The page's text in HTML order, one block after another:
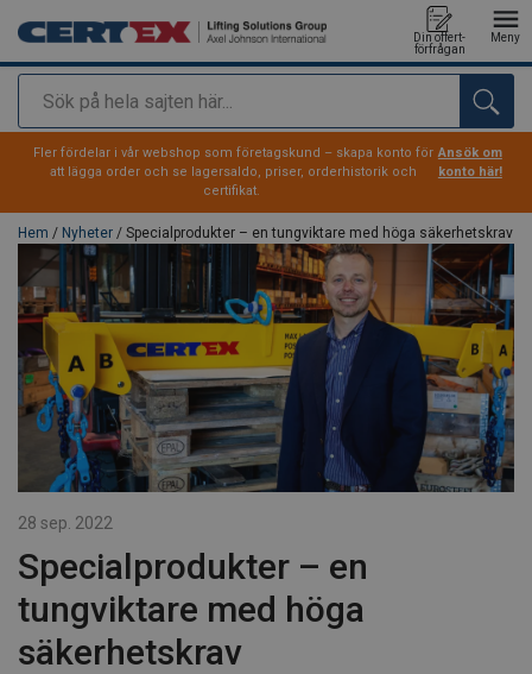
Sök
Din offert-
förfrågan
Meny
tillagd i varukorg
Fler fördelar i vår webshop som företagskund – skapa konto för
att lägga order och se lagersaldo, priser, orderhistorik och
certifikat.
Ansök om
konto här!
Hem / Nyheter / Specialprodukter – en tungviktare med höga säkerhetskrav
28 sep. 2022
Specialprodukter – en
tungviktare med höga
säkerhetskrav